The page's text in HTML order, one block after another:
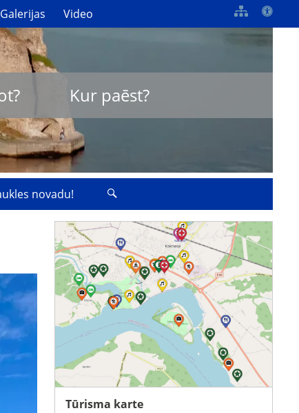
Galerijas Video
Kur paēst?
novadu!
Tūrisma karte